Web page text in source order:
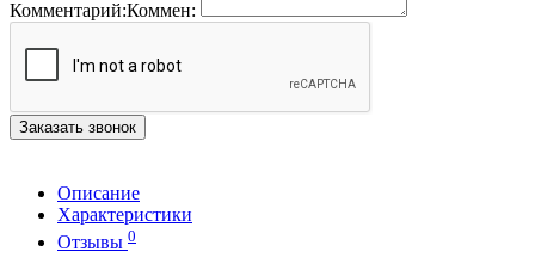
Комментарий:Коммен:
Заказать звонок
Описание
Характеристики
Отзывы 0